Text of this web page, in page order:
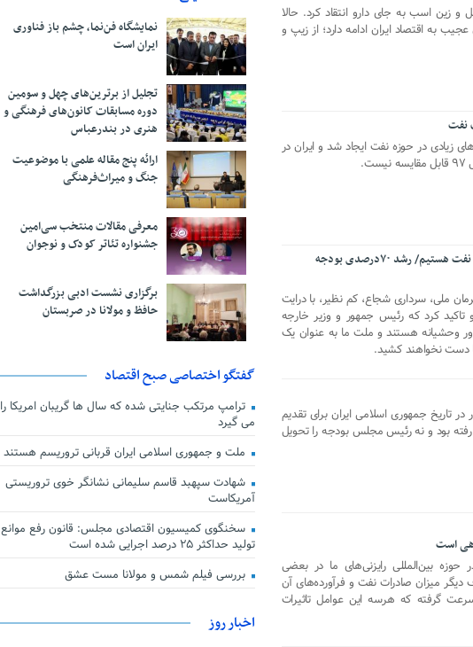
و زین اسب به جای دارو انتقاد کرد. حالا
به اقتصاد ایران ادامه دارد؛ از زیپ و
نفت
زیادی در حوزه نفت ایجاد شد و ایران در
آماده صادرات دو میلیون و ۳۰۰هزار بشکه نفت هستیم/ رشد ۷۰درصدی بودجه
ملی، سرداری شجاع، کم نظیر، با درایت
کرد که رئیس جمهور و وزیر خارجه
وحشیانه هستند و ملت ما به عنوان یک
دست نخواهند کشید.
۹۹ برای اولین بار در تاریخ جمهوری اسلامی ایران برای تقدیم
بود و نه رئیس مجلس بودجه را تحویل
است
بین‌المللی رایزنی‌های ما در بعضی
میزان صادرات نفت و فرآورده‌های آن
گرفته که هرسه این عوامل تاثیرات
نمایشگاه فن‌نما، چشم باز فناوری
ایران است
تجلیل از بر‌ترین‌های چهل و سومین
دوره مسابقات کانون‌های فرهنگی و
هنری در بندرعباس
ارائه پنج مقاله علمی با موضوعیت
جنگ و میراث‌فرهنگی
معرفی مقالات منتخب سی‌امین
جشنواره تئاتر کودک و نوجوان
برگزاری نشست ادبی بزرگداشت
حافظ و مولانا در صربستان
گفتگو اختصاصی صبح اقتصاد
ترامپ مرتکب جنایتی شده که سال ها گریبان امریکا را
می گیرد
ملت و جمهوری اسلامی ایران قربانی تروریسم هستند
شهادت سپهبد قاسم سلیمانی نشانگر خوی تروریستی
آمریکاست
سخنگوی کمیسیون اقتصادی مجلس: قانون رفع موانع
تولید حداکثر ۲۵ درصد اجرایی شده است
بررسی فیلم شمس و مولانا مست عشق
اخبار روز